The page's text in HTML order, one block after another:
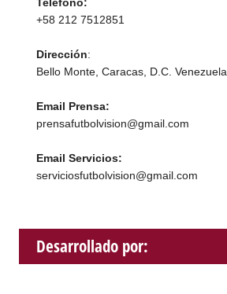
+58 212 7512851
Dirección:
Bello Monte, Caracas, D.C. Venezuela
Email Prensa:
prensafutbolvision@gmail.com
Email Servicios:
serviciosfutbolvision@gmail.com
Desarrollado por: